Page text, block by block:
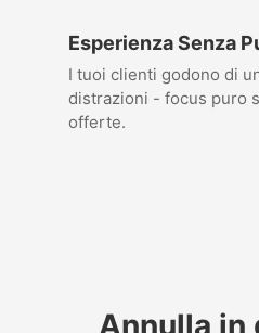
Esperienza Senza
I tuoi clienti godono di
distrazioni - focus puro
offerte.
Annulla in